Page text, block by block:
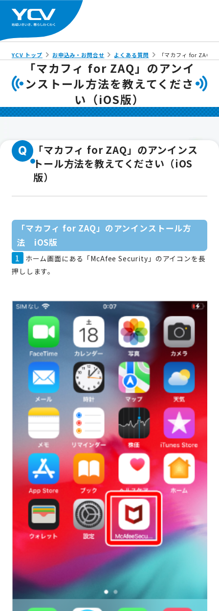
YCV トップ お申込み・お問合せ よくある質問 「マカフィ for ZAQ
「マカフィ for ZAQ」のアンイ
ンストール方法を教えてくださ
い（iOS版）
Q
「マカフィ for ZAQ」のアンインス
トール方法を教えてください（iOS
版）
「マカフィ for ZAQ」のアンインストール方
法 iOS版
1
ホーム画面にある「McAfee Security」のアイコンを長
押しします。